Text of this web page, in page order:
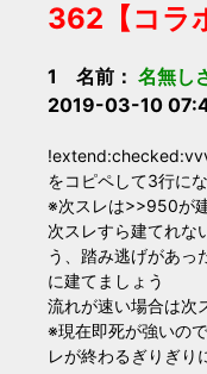
362【コラ
1 名前： 名無し
2019-03-10
をコピペして3行に
※次スレは>>950が
次スレすら建てれな
う、踏み逃げがあっ
に建てましょう
流れが速い場合は次
※現在即死が強いの
レが終わるぎりぎり